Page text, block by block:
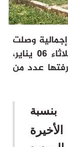
وصلت
إلى 43.9 في المائة، إلى غاية يوم الثلاثاء 06 يناير،
عدد من
بنسبة